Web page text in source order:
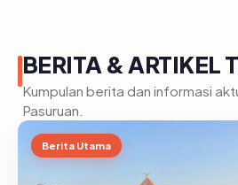
BERITA & ARTIKEL
Kumpulan berita dan informasi
Pasuruan.
Berita Utama